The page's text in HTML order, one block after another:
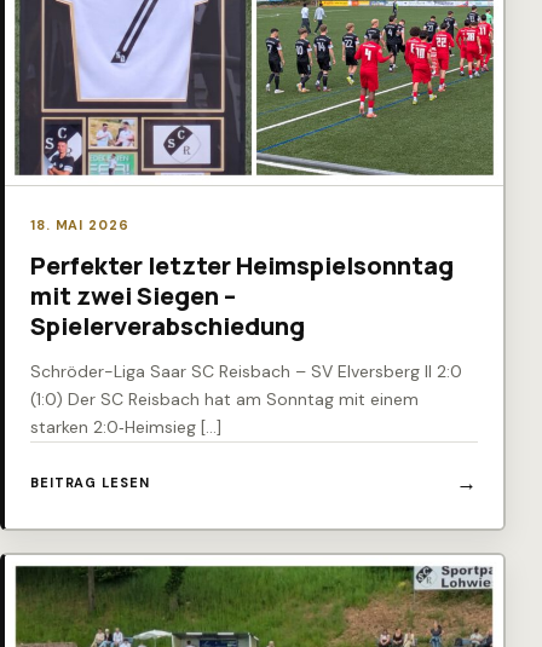
18. MAI 2026
Perfekter letzter Heimspielsonntag
mit zwei Siegen –
Spielerverabschiedung
Schröder-Liga Saar SC Reisbach – SV Elversberg II 2:0
(1:0) Der SC Reisbach hat am Sonntag mit einem
starken 2:0‑Heimsieg […]
BEITRAG LESEN